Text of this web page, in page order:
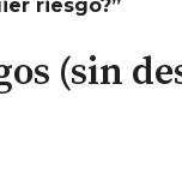
riesgo?”
(sin